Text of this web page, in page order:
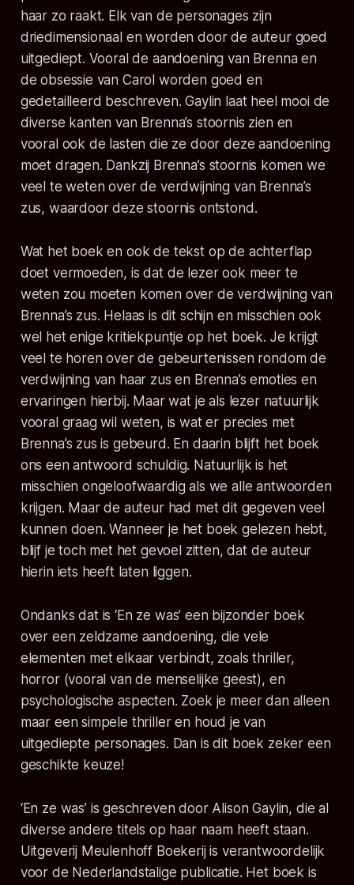
haar zo raakt. Elk van de personages zijn
driedimensionaal en worden door de auteur goed
uitgediept. Vooral de aandoening van Brenna en
de obsessie van Carol worden goed en
gedetailleerd beschreven. Gaylin laat heel mooi de
diverse kanten van Brenna’s stoornis zien en
vooral ook de lasten die ze door deze aandoening
moet dragen. Dankzij Brenna’s stoornis komen we
veel te weten over de verdwijning van Brenna’s
zus, waardoor deze stoornis ontstond.
Wat het boek en ook de tekst op de achterflap
doet vermoeden, is dat de lezer ook meer te
weten zou moeten komen over de verdwijning van
Brenna’s zus. Helaas is dit schijn en misschien ook
wel het enige kritiekpuntje op het boek. Je krijgt
veel te horen over de gebeurtenissen rondom de
verdwijning van haar zus en Brenna’s emoties en
ervaringen hierbij. Maar wat je als lezer natuurlijk
vooral graag wil weten, is wat er precies met
Brenna’s zus is gebeurd. En daarin blijft het boek
ons een antwoord schuldig. Natuurlijk is het
misschien ongeloofwaardig als we alle antwoorden
krijgen. Maar de auteur had met dit gegeven veel
kunnen doen. Wanneer je het boek gelezen hebt,
blijf je toch met het gevoel zitten, dat de auteur
hierin iets heeft laten liggen.
Ondanks dat is‘En ze was’ een bijzonder boek
over een zeldzame aandoening, die vele
elementen met elkaar verbindt, zoals thriller,
horror (vooral van de menselijke geest), en
psychologische aspecten. Zoek je meer dan alleen
maar een simpele thriller en houd je van
uitgediepte personages. Dan is dit boek zeker een
geschikte keuze!
‘En ze was’is geschreven door Alison Gaylin, die al
diverse andere titels op haar naam heeft staan.
Uitgeverij Meulenhoff Boekerij is verantwoordelijk
voor de Nederlandstalige publicatie. Het boek is